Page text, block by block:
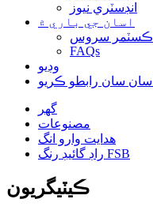
انڊسٽري نيوز
اسان جي باري ۾
ڪسٽمر سروس
FAQs
وڊيو
اسان سان رابطو ڪريو
گهر
مصنوعات
ھدايت وارو انگ
راڊ گائيڊ رنگ FSB
ڪيٽيگريون